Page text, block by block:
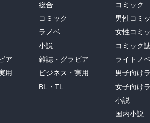
ア
用
総合
コミック
ラノベ
小説
雑誌・グラビア
ビジネス・実用
BL・TL
コミック
男性コミ
女性コミ
コミック
ライトノ
男子向け
女子向け
小説
国内小説